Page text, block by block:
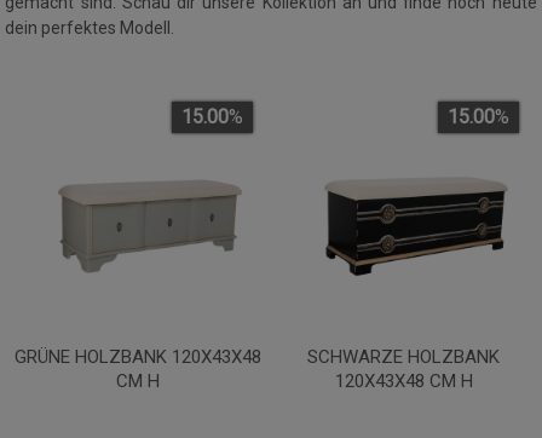
dein perfektes Modell.
GRÜNE HOLZBANK 120X43X48
CM H
15.00%
SCHWARZE HOLZBANK
120X43X48 CM H
15.00%